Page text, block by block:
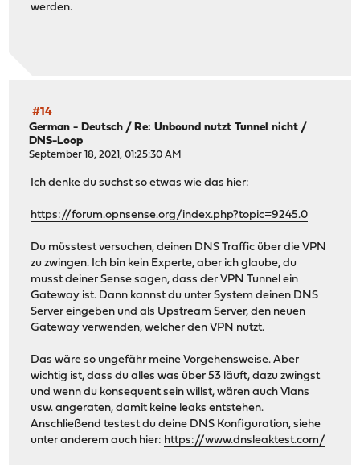
werden.
#14
German - Deutsch /Re: Unbound nutzt Tunnel nicht /
DNS-Loop
September 18, 2021, 01:25:30 AM
Ich denke du suchst so etwas wie das hier:
https://forum.opnsense.org/index.php?topic=9245.0
Du müsstest versuchen, deinen DNS Traffic über die VPN
zu zwingen. Ich bin kein Experte, aber ich glaube, du
musst deiner Sense sagen, dass der VPN Tunnel ein
Gateway ist. Dann kannst du unter System deinen DNS
Server eingeben und als Upstream Server, den neuen
Gateway verwenden, welcher den VPN nutzt.
Das wäre so ungefähr meine Vorgehensweise. Aber
wichtig ist, dass du alles was über 53 läuft, dazu zwingst
und wenn du konsequent sein willst, wären auch Vlans
usw. angeraten, damit keine leaks entstehen.
Anschließend testest du deine DNS Konfiguration, siehe
unter anderem auch hier: https://www.dnsleaktest.com/